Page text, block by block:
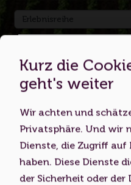
Dies ist
Indem Sie
bestätigen Sie,
Jahre alt
Kurz die
geht's weiter
Wir achten und
Privatsphäre. Und wir
Dienste, die Zugriff auf
haben. Diese Dienste
der Sicherheit oder der